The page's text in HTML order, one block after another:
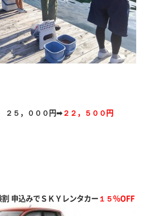
２５，０００円➡ ２２，５００円
割 申込みでＳＫＹレンタカー １５％OFF